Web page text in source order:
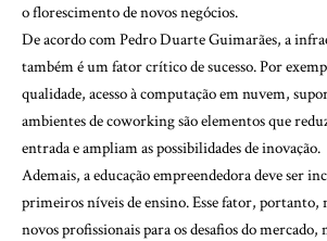
o florescimento de novos negócios.
De acordo com Pedro Duarte Guimarães, a
também é um fator crítico de sucesso. Por
qualidade, acesso à computação em nuvem,
ambientes de coworking são elementos que
entrada e ampliam as possibilidades de inovação.
Ademais, a educação empreendedora deve ser
primeiros níveis de ensino. Esse fator, portanto,
novos profissionais para os desafios do